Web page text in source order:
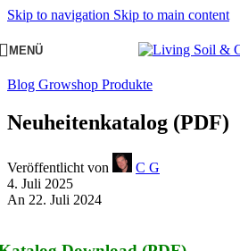
Skip to navigation Skip to main content
MENÜ
Blog Growshop Produkte
Neuheitenkatalog (PDF)
Veröffentlicht von
C G
4. Juli 2025
An 22. Juli 2024